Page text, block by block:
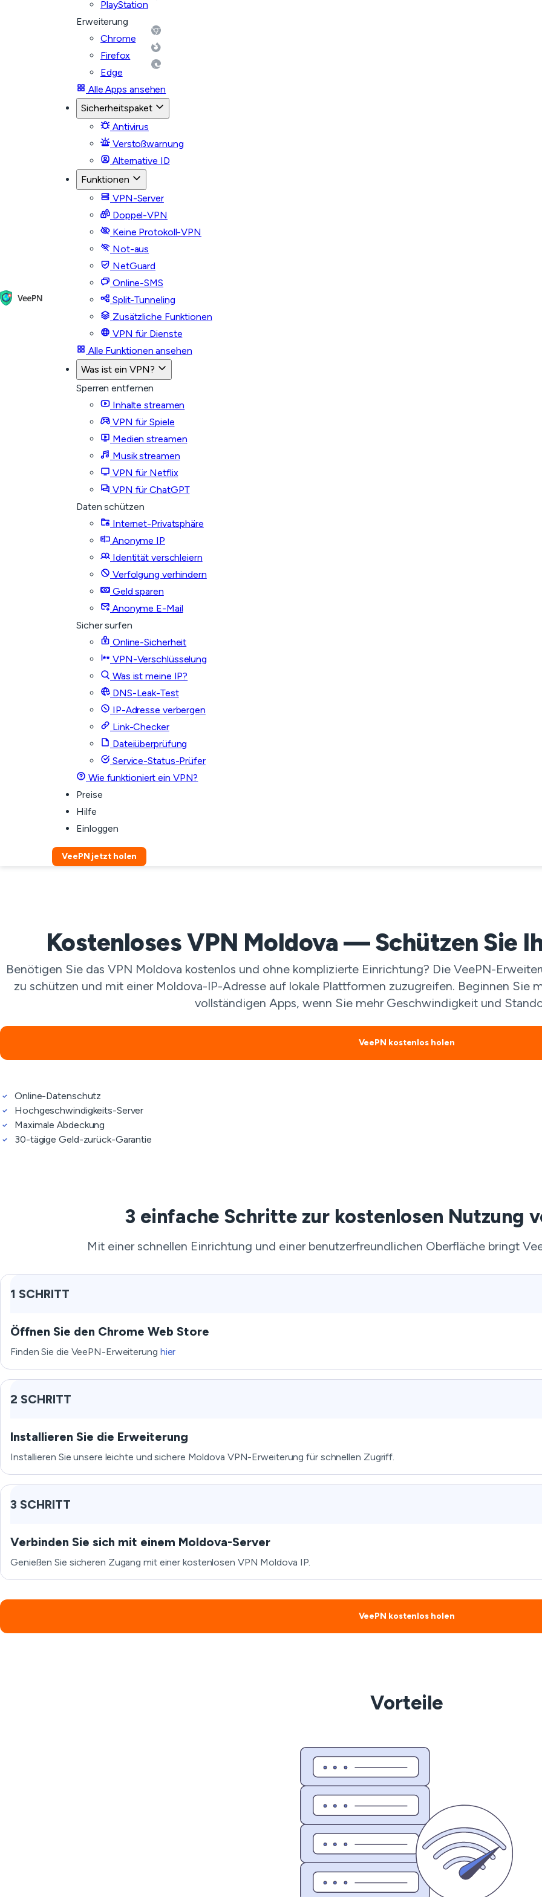
PlayStation
Erweiterung
Chrome
Firefox
Edge
Alle Apps ansehen
Sicherheitspaket
Antivirus
Verstoßwarnung
Alternative ID
Funktionen
VPN-Server
Doppel-VPN
Keine Protokoll-VPN
Not-aus
NetGuard
Online-SMS
Split-Tunneling
Zusätzliche Funktionen
VPN für Dienste
Alle Funktionen ansehen
Was ist ein VPN?
Sperren entfernen
Inhalte streamen
VPN für Spiele
Medien streamen
Musik streamen
VPN für Netflix
VPN für ChatGPT
Daten schützen
Internet-Privatsphäre
Anonyme IP
Identität verschleiern
Verfolgung verhindern
Geld sparen
Anonyme E-Mail
Sicher surfen
Online-Sicherheit
VPN-Verschlüsselung
Was ist meine IP?
DNS-Leak-Test
IP-Adresse verbergen
Link-Checker
Dateiüberprüfung
Service-Status-Prüfer
Wie funktioniert ein VPN?
Preise
Hilfe
Einloggen
VeePN jetzt holen
Kostenloses VPN Moldova — Schützen Sie
Benötigen Sie das VPN Moldova kostenlos und ohne komplizierte Einrichtung? Die VeePN-
zu schützen und mit einer Moldova-IP-Adresse auf lokale Plattformen zuzugreifen. Beginnen Sie
vollständigen Apps, wenn Sie mehr Geschwindigkeit und
VeePN kostenlos holen
Online-Datenschutz
Hochgeschwindigkeits-Server
Maximale Abdeckung
30-tägige Geld-zurück-Garantie
3 einfache Schritte zur kostenlosen Nutzung
Mit einer schnellen Einrichtung und einer benutzerfreundlichen Oberfläche bringt
1 SCHRITT
Öffnen Sie den Chrome Web Store
Finden Sie die VeePN-Erweiterung hier
2 SCHRITT
Installieren Sie die Erweiterung
Installieren Sie unsere leichte und sichere Moldova VPN-Erweiterung für schnellen Zugriff.
3 SCHRITT
Verbinden Sie sich mit einem Moldova-Server
Genießen Sie sicheren Zugang mit einer kostenlosen VPN Moldova IP.
VeePN kostenlos holen
Vorteile